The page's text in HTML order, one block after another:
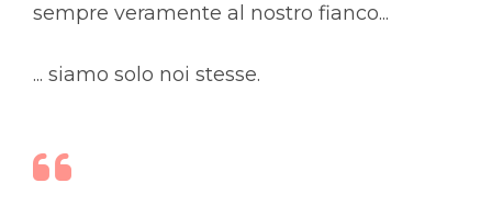
sempre veramente al nostro fianco...
... siamo solo noi stesse.